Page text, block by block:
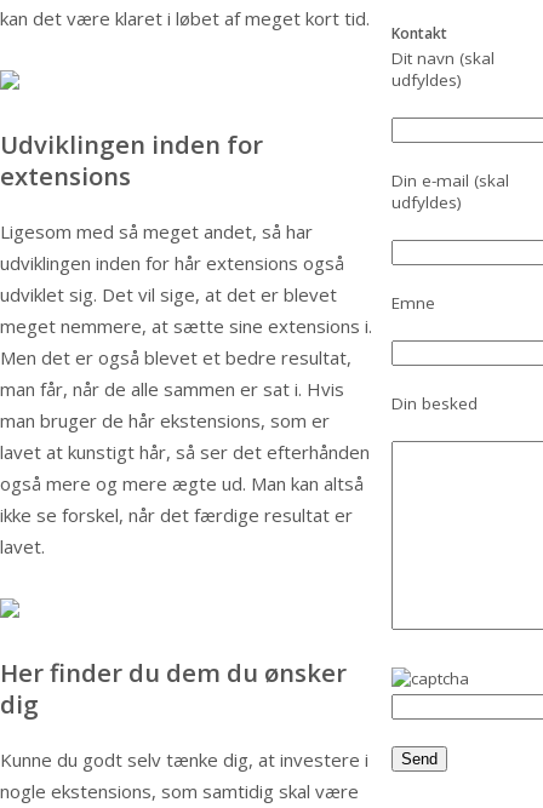
kan det være klaret i løbet af meget kort tid.
Udviklingen inden for
extensions
Ligesom med så meget andet, så har
udviklingen inden for hår extensions også
udviklet sig. Det vil sige, at det er blevet
meget nemmere, at sætte sine extensions i.
Men det er også blevet et bedre resultat,
man får, når de alle sammen er sat i. Hvis
man bruger de hår ekstensions, som er
lavet at kunstigt hår, så ser det efterhånden
også mere og mere ægte ud. Man kan altså
ikke se forskel, når det færdige resultat er
lavet.
Her finder du dem du ønsker
dig
Kunne du godt selv tænke dig, at investere i
nogle ekstensions, som samtidig skal være
Kontakt
Dit navn (skal
udfyldes)
Din e-mail (skal
udfyldes)
Emne
Din besked